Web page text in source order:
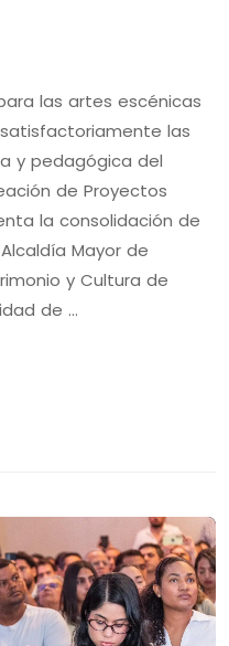
las artes escénicas
las
y pedagógica del
de Proyectos
la consolidación de
Mayor de
y Cultura de
de …